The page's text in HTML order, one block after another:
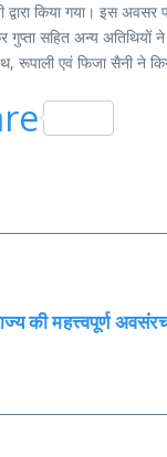
किया गया। इस अवसर
गुप्ता सहित अन्य
रूपाली एवं फिजा सैनी ने
की महत्त्वपूर्ण